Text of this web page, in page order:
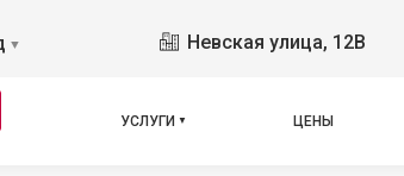
▼ Невская улица, 12В
УСЛУГИ ЦЕНЫ